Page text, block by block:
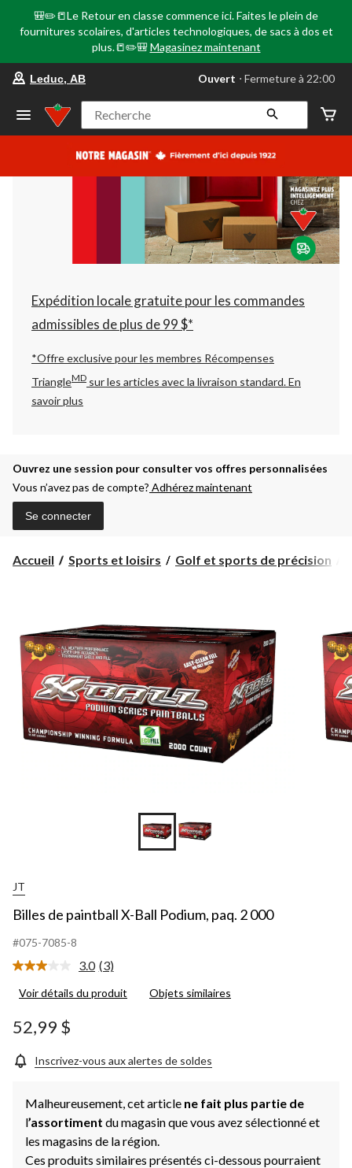
🎒✏️📒Le Retour en classe commence ici. Faites le plein de
fournitures scolaires, d'articles technologiques, de sacs à dos et
plus.📒✏️🎒 Magasinez maintenant
votre
préféré
Leduc,
AB,
courament
Fermeture
à
22:00
cliquer
pour
changer
Leduc, AB Ouvert ⋅ Fermeture à 22:00
Recherche
Expédition locale gratuite pour les commandes
admissibles de plus de 99 $*
*Offre exclusive pour les membres Récompenses
TriangleMD sur les articles avec la livraison standard.En
savoir plus
Ouvrez une session pour consulter vos offres personnalisées
Vous n’avez pas de compte? Adhérez maintenant
Se connecter
Accueil Sports et loisirs Golf et sports de précision
JT
Billes de paintball X-Ball Podium, paq. 2 000
#075-7085-8
3.0 Lire
3
même
page.
(3)
Voir détails du produit Objets similaires
52,99 $
Inscrivez-vous aux alertes de soldes
Malheureusement, cet article ne fait plus partie de
l’assortiment du magasin que vous avez sélectionné et
les magasins de la région.
Ces produits similaires présentés ci-dessous pourraient